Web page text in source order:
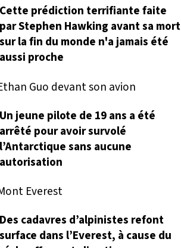
Cette prédiction terrifiante faite
par Stephen Hawking avant sa mort
sur la fin du monde n'a jamais été
aussi proche
Un jeune pilote de 19 ans a été
arrêté pour avoir survolé
l’Antarctique sans aucune
autorisation
Des cadavres d’alpinistes refont
surface dans l’Everest, à cause du